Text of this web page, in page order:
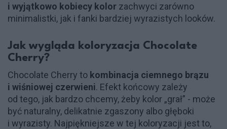
i wyjątkowo kobiecy kolor zachwyci zarówno
minimalistki, jak i fanki bardziej wyrazistych looków.
Jak wygląda koloryzacja Chocolate
Cherry?
Chocolate Cherry to kombinacja ciemnego brązu
i wiśniowej czerwieni. Efekt końcowy zależy
od tego, jak bardzo chcemy, żeby kolor „grał” - może
być naturalny, delikatnie zgaszony albo głęboki
i wyrazisty. Najpiękniejsze w tej koloryzacji jest to,